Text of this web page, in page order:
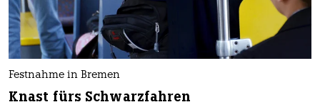
Festnahme in Bremen
Knast fürs Schwarzfahren